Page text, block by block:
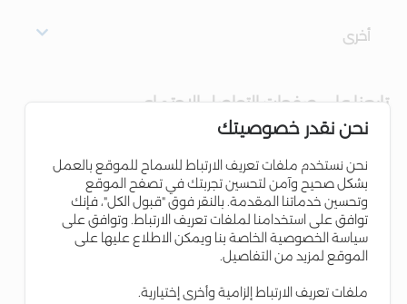
أخرى
تابعنا على صفحات التواصل الاجتماعي
نحن نقدر خصوصيتك
نحن نستخدم ملفات تعريف الارتباط للسماح للموقع بالعمل
بشكل صحيح وآمن لتحسين تجربتك في تصفح الموقع
وتحسين خدماتنا المقدمة. بالنقر فوق "قبول الكل"، فإنك
توافق على استخدامنا لملفات تعريف الارتباط. وتوافق على
سياسة الخصوصية الخاصة بنا ويمكن الاطلاع عليها على
الموقع لمزيد من التفاصيل.
ملفات تعريف الارتباط إلزامية وأخرى إختيارية.